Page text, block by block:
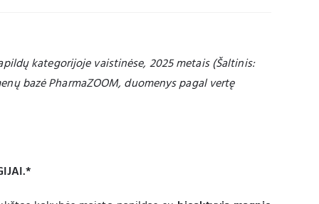
kategorijoje vaistinėse, 2025 metais (Šaltinis:
bazė PharmaZOOM, duomenys pagal vertę